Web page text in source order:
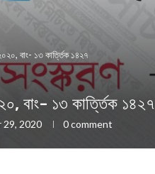
বাং- ১৩ কার্ত্তিক ১৪২৭
বাং- ১৩ কার্ত্তিক ১৪২৭
2020 0 comment